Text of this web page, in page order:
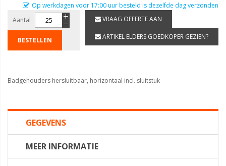
Op werkdagen voor 17:00 uur besteld is dezelfde dag verzonden
Aantal
BESTELLEN
VRAAG OFFERTE AAN
ARTIKEL ELDERS GOEDKOPER GEZIEN?
Badgehouders hersluitbaar, horizontaal incl. sluitstuk
GEGEVENS
MEER INFORMATIE